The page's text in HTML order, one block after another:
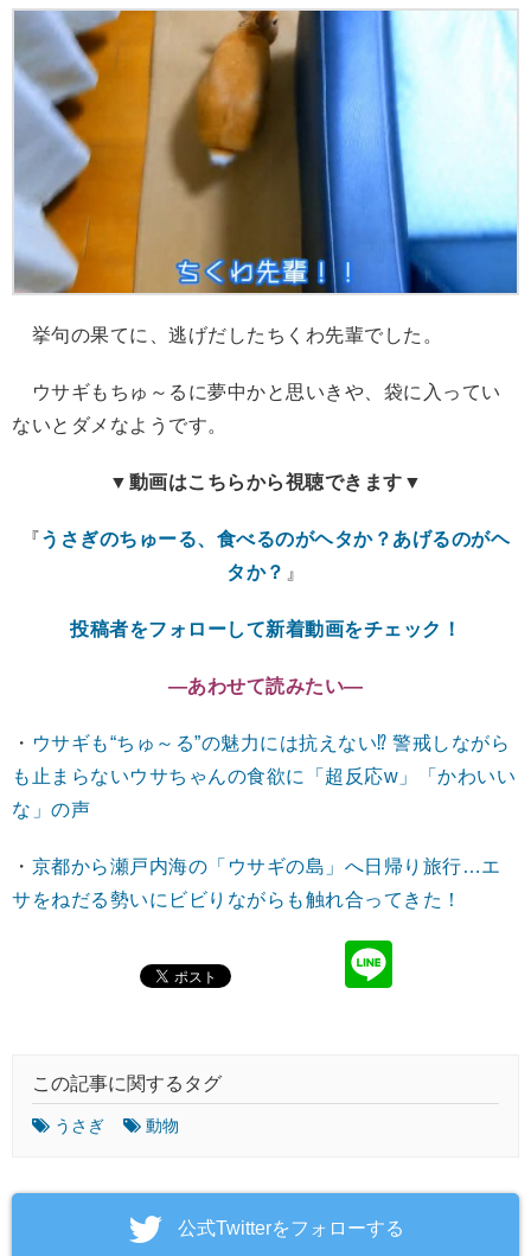
挙句の果てに、逃げだしたちくわ先輩でした。
ウサギもちゅ～るに夢中かと思いきや、袋に入ってい
ないとダメなようです。
▼動画はこちらから視聴できます▼
『うさぎのちゅーる、食べるのがヘタか？あげるのがヘ
タか？ 』
投稿者をフォローして新着動画をチェック！
―あわせて読みたい―
・ ウサギも“ちゅ～る”の魅力には抗えない⁉ 警戒しながら
も止まらないウサちゃんの食欲に「超反応w」「かわいい
な」の声
・ 京都から瀬戸内海の「ウサギの島」へ日帰り旅行…エ
サをねだる勢いにビビりながらも触れ合ってきた！
この記事に関するタグ
うさぎ 動物
‎公式Twitterをフォローする